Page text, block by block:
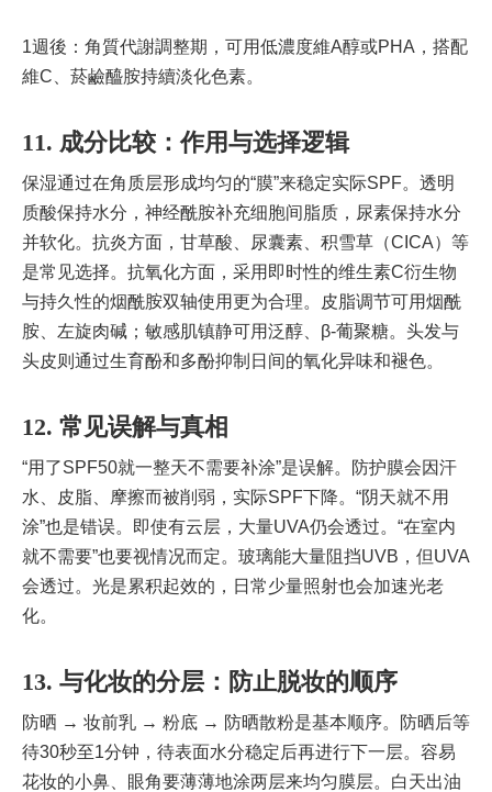
1週後：角質代謝調整期，可用低濃度維A醇或PHA，搭配
維C、菸鹼醯胺持續淡化色素。
11. 成分比较：作用与选择逻辑
保湿通过在角质层形成均匀的“膜”来稳定实际SPF。透明
质酸保持水分，神经酰胺补充细胞间脂质，尿素保持水分
并软化。抗炎方面，甘草酸、尿囊素、积雪草（CICA）等
是常见选择。抗氧化方面，采用即时性的维生素C衍生物
与持久性的烟酰胺双轴使用更为合理。皮脂调节可用烟酰
胺、左旋肉碱；敏感肌镇静可用泛醇、β-葡聚糖。头发与
头皮则通过生育酚和多酚抑制日间的氧化异味和褪色。
12. 常见误解与真相
“用了SPF50就一整天不需要补涂”是误解。防护膜会因汗
水、皮脂、摩擦而被削弱，实际SPF下降。“阴天就不用
涂”也是错误。即使有云层，大量UVA仍会透过。“在室内
就不需要”也要视情况而定。玻璃能大量阻挡UVB，但UVA
会透过。光是累积起效的，日常少量照射也会加速光老
化。
13. 与化妆的分层：防止脱妆的顺序
防晒 → 妆前乳 → 粉底 → 防晒散粉是基本顺序。防晒后等
待30秒至1分钟，待表面水分稳定后再进行下一层。容易
花妆的小鼻、眼角要薄薄地涂两层来均匀膜层。白天出油